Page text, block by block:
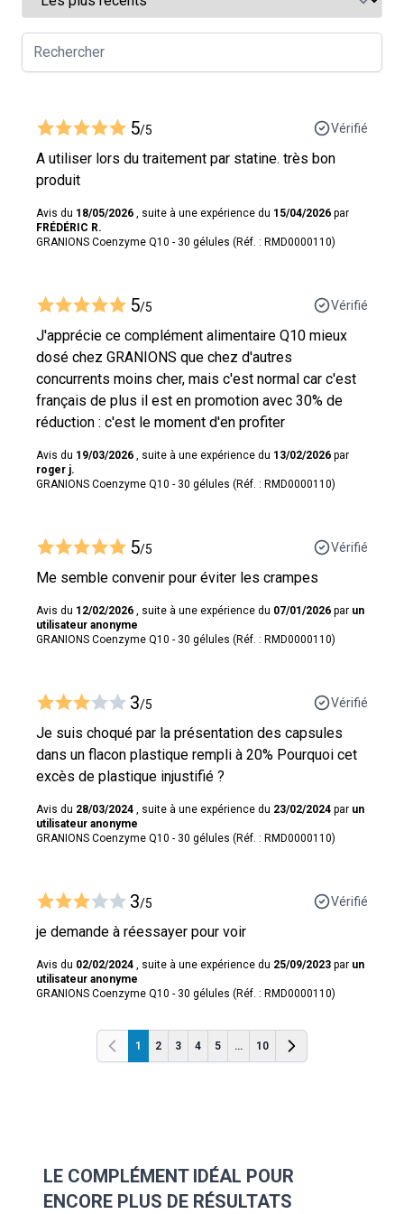
5/5 Vérifié
A utiliser lors du traitement par statine. très bon
produit
Avis du 18/05/2026 , suite à une expérience du 15/04/2026 par
FRÉDÉRIC R.
GRANIONS Coenzyme Q10 - 30 gélules (Réf. : RMD0000110)
5/5 Vérifié
J'apprécie ce complément alimentaire Q10 mieux
dosé chez GRANIONS que chez d'autres
concurrents moins cher, mais c'est normal car c'est
français de plus il est en promotion avec 30% de
réduction : c'est le moment d'en profiter
Avis du 19/03/2026 , suite à une expérience du 13/02/2026 par
roger j.
GRANIONS Coenzyme Q10 - 30 gélules (Réf. : RMD0000110)
5/5 Vérifié
Me semble convenir pour éviter les crampes
Avis du 12/02/2026 , suite à une expérience du 07/01/2026 par un
utilisateur anonyme
GRANIONS Coenzyme Q10 - 30 gélules (Réf. : RMD0000110)
3/5 Vérifié
Je suis choqué par la présentation des capsules
dans un flacon plastique rempli à 20% Pourquoi cet
excès de plastique injustifié ?
Avis du 28/03/2024 , suite à une expérience du 23/02/2024 par un
utilisateur anonyme
GRANIONS Coenzyme Q10 - 30 gélules (Réf. : RMD0000110)
3/5 Vérifié
je demande à réessayer pour voir
Avis du 02/02/2024 , suite à une expérience du 25/09/2023 par un
utilisateur anonyme
GRANIONS Coenzyme Q10 - 30 gélules (Réf. : RMD0000110)
Précédent
1 2 3 4 5 ... 10
Précédent
LE COMPLÉMENT IDÉAL POUR
ENCORE PLUS DE RÉSULTATS